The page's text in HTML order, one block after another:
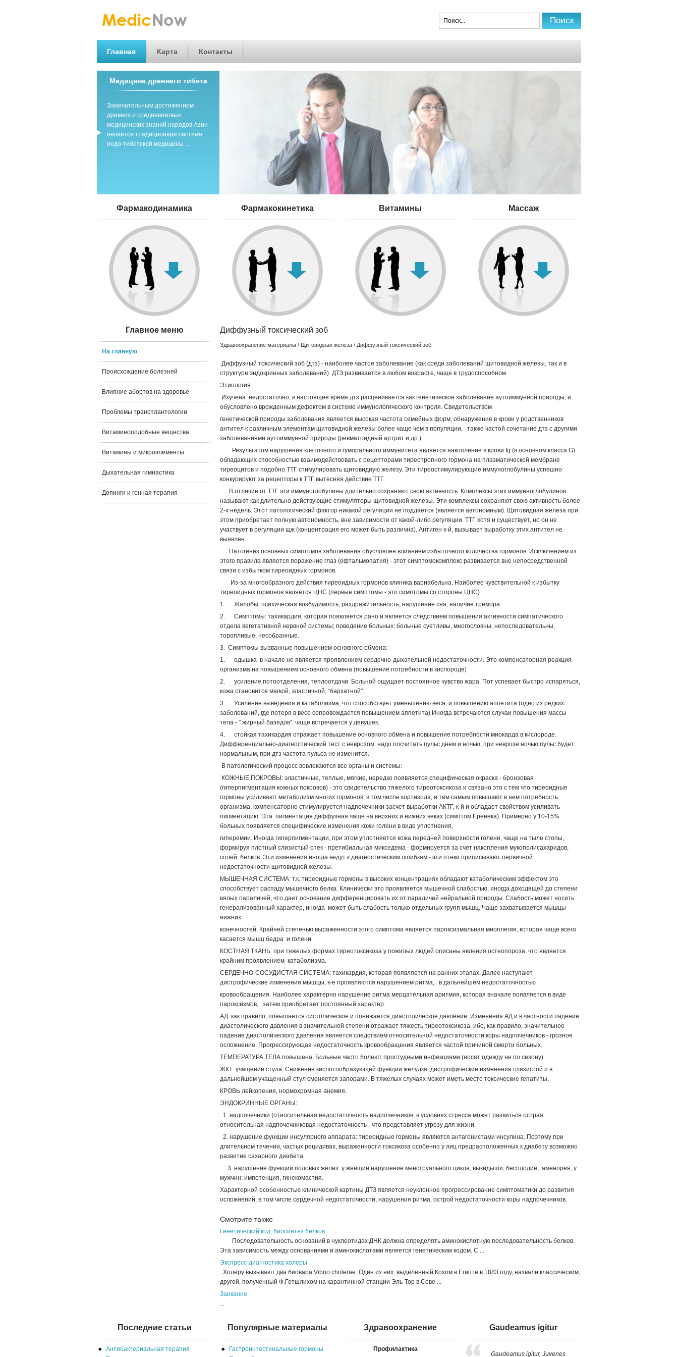
Главная Карта Контакты
Медицина древнего тибета
Замечательным достижением
древних и средневековых
медицинских знаний народов Азии
является традиционная система
индо-тибетской медицины ...
Фармакодинамика Фармакокинетика
особенности
поступления
препарата в
организм.
ЧИТАТЬ
Витамины Mассаж
Диффузный токсический зоб
Здравоохранение материалы/ Щитовидная железа/ Диффузный токсический зоб
Диффузный токсический зоб (дтз) - наиболее частое заболевание (как среди заболеваний щитовидной железы, так и в
структуре эндокринных заболеваний) ДТЗ развивается в любом возрасте, чаще в трудоспособном.
Этиология.
Изучена недостаточно, в настоящее время дтз расценивается как генетическое заболевание аутоиммунной природы, и
обусловлено врожденным дефектом в системе иммунологического контроля. Свидетельством
генетической природы заболевания является высокая частота семейных форм, обнаружение в крови у родственников
антител к различным элементам щитовидной железы более чаще чем в популяции, также частой сочетание дтз с другими
заболеваниями аутоиммунной природы (ревматоидный артрит и др.)
Результатом нарушения клеточного и гуморального иммунитета является накопление в крови Ig (в основном класса G)
обладающих способностью взаимодействовать с рецепторами тиреотропного гормона на плазматической мембране
тиреоцитов и подобно ТТГ стимулировать щитовидную железу. Эти тиреостимулирующие иммуноглобулины успешно
конкурируют за рецепторы к ТТГ вытесняя действие ТТГ.
В отличие от ТТГ эти иммуноглобулины длительно сохраняют свою активность. Комплексы этих иммунноглобулинов
называют как длительно действующие стимуляторы щитовидной железы. Эти комплексы сохраняют свою активность более
2-х недель. Этот патологический фактор никакой регуляции не поддается (является автономным). Щитовидная железа при
этом приобретает полную автономность, вне зависимости от какой-либо регуляции. ТТГ хотя и существует, но он не
участвует в регуляции щж (концентрация его может быть различна). Антиген к-й, вызывает выработку этих антител не
выявлен.
Патогенез основных симптомов заболевания обусловлен влиянием избыточного количества гормонов. Исключением из
этого правила является поражение глаз (офтальмопатия) - этот симптомокомплекс развивается вне непосредственной
связи с избытком тиреоидных гормонов.
Из-за многообразного действия тиреоидных гормонов клиника вариабельна. Наиболее чувствительной к избытку
тиреоидных гормонов является ЦНС (первые симптомы - это симптомы со стороны ЦНС).
1. Жалобы: психическая возбудимость, раздражительность, нарушение сна, наличие тремора.
2. Симптомы: тахикардия, которая появляется рано и является следствием повышения активности симпатического
отдела вегетативной нервной системы; поведение больных: больные суетливы, многословны, непоследовательны,
торопливые, несобранные.
3. Симптомы вызванные повышением основного обмена:
1. одышка в начале не является проявлением сердечно-дыхательной недостаточности. Это компенсаторная реакция
организма на повышением основного обмена (повышение потребности в кислороде)
2. усиление потоотделения, теплоотдачи. Больной ощущает постоянное чувство жара. Пот успевает быстро испаряться,
кожа становится мягкой, эластичной, “бархатной".
3. Усиление выведения и катаболизма, что способствует уменьшению веса, и повышению аппетита (одно из редких
заболеваний, где потеря в весе сопровождается повышением аппетита) Иногда встречаются случаи повышения массы
тела - " жирный базедов", чаще встречается у девушек.
4. стойкая тахикардия отражает повышение основного обмена и повышение потребности миокарда в кислороде.
Дифференциально-диагностический тест с неврозом: надо посчитать пульс днем и ночью, при неврозе ночью пульс будет
нормальным, при дтз частота пульса не изменится.
В патологический процесс вовлекаются все органы и системы:
КОЖНЫЕ ПОКРОВЫ: эластичные, теплые, мягкие, нередко появляется специфическая окраска - бронзовая
(гиперпигментация кожных покровов) - это свидетельство тяжелого тиреотоксикоза и связано это с тем что тиреоидные
гормоны усиливают метаболизм многих гормонов, в том числе кортизола, и тем самым повышают в нем потребность
организма, компенсаторно стимулируется надпочечники засчет выработки АКТГ, к-й и обладает свойством усиливать
пигментацию. Эта пигментация диффузная чаще на верхних и нижних веках (симптом Еренека). Примерно у 10-15%
больных появляется специфические изменения кожи голени в виде уплотнения,
гиперемии. Иногда гиперпигментации, при этом уплотняется кожа передней поверхности голени, чаще на тыле стопы,
формируя плотный слизистый отек - претибиальная микседема - формируется за счет накопления мукополисахаридов,
солей, белков. Эти изменения иногда ведут к диагностическим ошибкам - эти отеки приписывают первичной
недостаточности щитовидной железы.
МЫШЕЧНАЯ СИСТЕМА: т.к. тиреоидные гормоны в высоких концентрациях обладают катаболическим эффектом это
способствует распаду мышечного белка. Клинически это проявляется мышечной слабостью, иногда доходящей до степени
вялых параличей, что дает основание дифференцировать их от параличей нейральной природы. Слабость может носить
генерализованный характер, иногда может быть слабость только отдельных групп мышц. Чаще захватывается мышцы
нижних
конечностей. Крайней степенью выраженности этого симптома является пароксизмальная миоплегия, которая чаще всего
касается мышц бедра и голени.
КОСТНАЯ ТКАНЬ: при тяжелых формах тиреотоксикоза у пожилых людей описаны явления остеопороза, что является
крайним проявлением катаболизма.
СЕРДЕЧНО-СОСУДИСТАЯ СИСТЕМА: тахикардия, которая появляется на ранних этапах. Далее наступают
дистрофические изменения мышцы, к-е проявляются нарушением ритма, в дальнейшем недостаточностью
кровообращения. Наиболее характерно нарушение ритма мерцательная аритмия, которая вначале появляется в виде
пароксизмов, затем приобретает постоянный характер.
АД: как правило, повышается систолическое и понижается диастолическое давление. Изменения АД и в частности падение
диастолического давления в значительной степени отражает тяжесть тиреотоксикоза, ибо, как правило, значительное
падение диастолического давления является следствием относительной недостаточности коры надпочечников - грозное
осложнение. Прогрессирующая недостаточность кровообращения является частой причиной смерти больных.
ТЕМПЕРАТУРА ТЕЛА повышена. Больные часто болеют простудными инфекциями (носят одежду не по сезону).
ЖКТ учащение стула. Снижение кислотообразующей функции желудка, дистрофические изменения слизистой и в
дальнейшем учащенный стул сменяется запорами. В тяжелых случаях может иметь место токсические гепатиты.
КРОВЬ лейкопения, нормохромная анемия.
ЭНДОКРИННЫЕ ОРГАНЫ:
1. надпочечники (относительная недостаточность надпочечников, в условиях стресса может развиться острая
относительная надпочечниковая недостаточность - что представляет угрозу для жизни.
2. нарушение функции инсулярного аппарата: тиреоидные гормоны являются антагонистами инсулина. Поэтому при
длительном течении, частых рецидивах, выраженности токсикоза особенно у лиц предрасположенных к диабету возможно
развитие сахарного диабета.
3. нарушение функции половых желез: у женщин нарушение менструального цикла, выкидыши, бесплодие, аменорея, у
мужчин: импотенция, гинекомастия.
Характерной особенностью клинической картины ДТЗ является неуклонное прогрессирование симптоматики до развития
осложнений, в том числе сердечной недостаточности, нарушения ритма, острой недостаточности коры надпочечников.
Смотрите также
Генетический код, биосинтез белков
Последовательность оснований в нуклеотидах ДНК должна определять аминокислотную последовательность белков.
Эта зависимость между основаниями и аминокислотами является генетическим кодом. С ...
Экспресс-диагностика холеры
Холеру вызывают два биовара Vibrio cholerae. Один из них, выделенный Кохом в Египте в 1883 году, назвали классическим,
другой, полученный Ф.Готшлихом на карантинной станции Эль-Тор в Севе ...
Заикание
...
Главное меню
На главную
Происхождение болезней
Влияние абортов на здоровье
Проблемы трансплантологии
Витаминоподобные вещества
Витамины и микроэлементы
Дыхательная гимнастика
Допинги и генная терапия
Последние статьи
Антибактериальная терапия
Популярные материалы
Гастроинтестинальные гормоны
Здравоохранение
Профилактика
Gaudeamus igitur
Gaudeamus igitur, Juvenes